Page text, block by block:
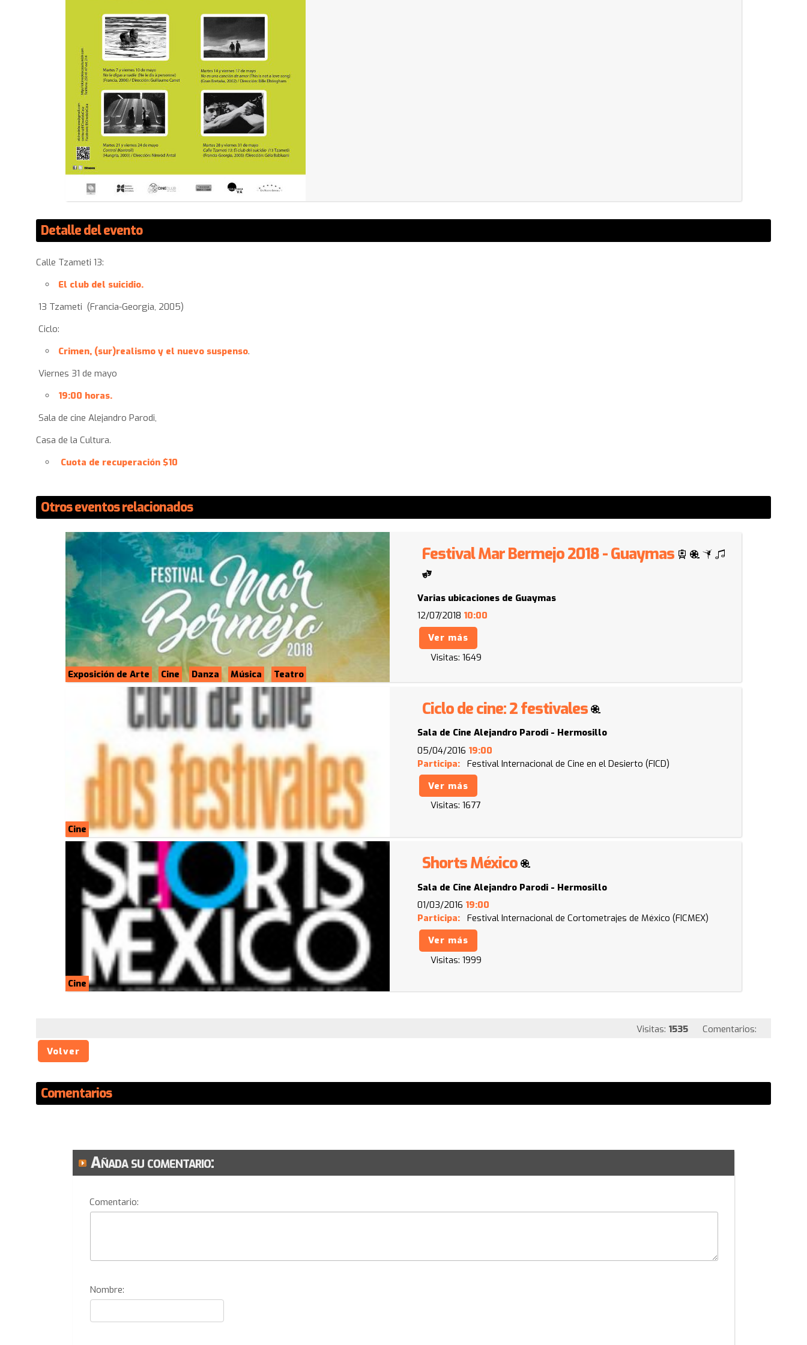
Detalle del evento
Calle Tzameti 13:
El club del suicidio.
13 Tzameti (Francia-Georgia, 2005)
Ciclo:
Crimen, (sur)realismo y el nuevo suspenso.
Viernes 31 de mayo
19:00 horas.
Sala de cine Alejandro Parodi,
Casa de la Cultura.
Cuota de recuperación $10
Otros eventos relacionados
Exposición de Arte Cine Danza Música Teatro
Festival Mar Bermejo 2018 - Guaymas
Varias ubicaciones de Guaymas
12/07/2018 10:00
Ver más
Visitas: 1649
Cine
Ciclo de cine: 2 festivales
Sala de Cine Alejandro Parodi - Hermosillo
05/04/2016 19:00
Participa:
Festival Internacional de Cine en el Desierto (FICD)
Ver más
Visitas: 1677
Cine
Shorts México
Sala de Cine Alejandro Parodi - Hermosillo
01/03/2016 19:00
Participa:
Festival Internacional de Cortometrajes de México (FICMEX)
Ver más
Visitas: 1999
Visitas: 1535
Comentarios:
Volver
Comentarios
Añada su comentario:
Comentario:
Nombre: